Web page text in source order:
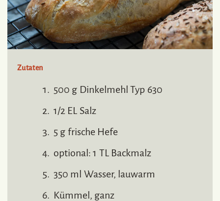
Zutaten
500 g Dinkelmehl Typ 630
1/2 EL Salz
5 g frische Hefe
optional: 1 TL Backmalz
350 ml Wasser, lauwarm
Kümmel, ganz